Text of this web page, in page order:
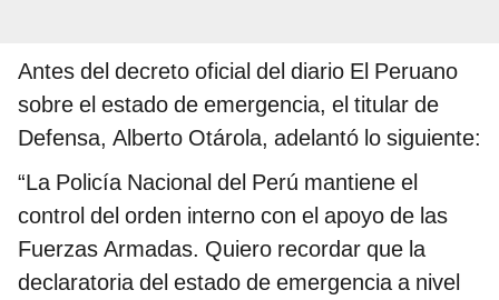
Antes del decreto oficial del diario El Peruano
sobre el estado de emergencia, el titular de
Defensa, Alberto Otárola, adelantó lo siguiente:
“La Policía Nacional del Perú mantiene el
control del orden interno con el apoyo de las
Fuerzas Armadas. Quiero recordar que la
declaratoria del estado de emergencia a nivel